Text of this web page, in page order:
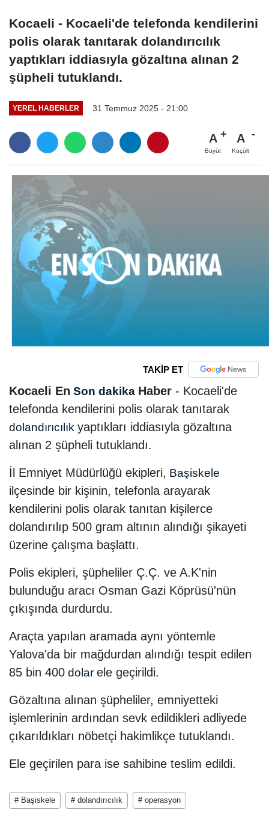
Kocaeli - Kocaeli'de telefonda kendilerini
polis olarak tanıtarak dolandırıcılık
yaptıkları iddiasıyla gözaltına alınan 2
şüpheli tutuklandı.
YEREL HABERLER 31 Temmuz 2025 - 21:00
A
Büyüt
A
Küçült
TAKİP ET
Kocaeli En Son dakika Haber - Kocaeli'de
telefonda kendilerini polis olarak tanıtarak
dolandırıcılık yaptıkları iddiasıyla gözaltına
alınan 2 şüpheli tutuklandı.
İl Emniyet Müdürlüğü ekipleri, Başiskele
ilçesinde bir kişinin, telefonla arayarak
kendilerini polis olarak tanıtan kişilerce
dolandırılıp 500 gram altının alındığı şikayeti
üzerine çalışma başlattı.
Polis ekipleri, şüpheliler Ç.Ç. ve A.K'nin
bulunduğu aracı Osman Gazi Köprüsü'nün
çıkışında durdurdu.
Araçta yapılan aramada aynı yöntemle
Yalova'da bir mağdurdan alındığı tespit edilen
85 bin 400 dolar ele geçirildi.
Gözaltına alınan şüpheliler, emniyetteki
işlemlerinin ardından sevk edildikleri adliyede
çıkarıldıkları nöbetçi hakimlikçe tutuklandı.
Ele geçirilen para ise sahibine teslim edildi.
# Başiskele # dolandırıcılık # operasyon